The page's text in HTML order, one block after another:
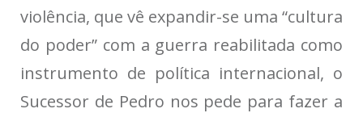
violência, que vê expandir-se uma “cultura
do poder” com a guerra reabilitada como
instrumento de política internacional, o
Sucessor de Pedro nos pede para fazer a